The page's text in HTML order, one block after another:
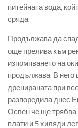
питейната вода,
сряда.
Продължава да
още прелива към
изпомпването на
продължава. В него
дренираната при
разпоредила днес
Освен че ще трябва
плати и 5 хиляди